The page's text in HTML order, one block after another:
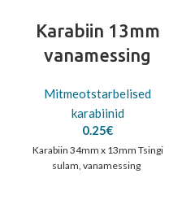
Karabiin 13mm
vanamessing
Mitmeotstarbelised
karabiinid
0.25€
Karabiin 34mm x 13mm Tsingi
sulam, vanamessing